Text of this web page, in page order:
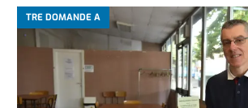
TRE DOMANDE A